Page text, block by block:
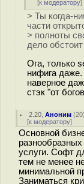
[к модератору]
> Ты когда-
части
> полноты
дело обстоит
Ога, только
нифига
наверное
стэк "от
2.20 ,Аноним (20
[к модератору]
Основной
услуги. Софт
тем не менее
минимальной
Заниматься